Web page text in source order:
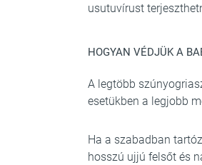
usutuvírust
HOGYAN VÉDJÜK A
A legtöbb
esetükben a legjobb
Ha a szabadban
hosszú ujjú felsőt és